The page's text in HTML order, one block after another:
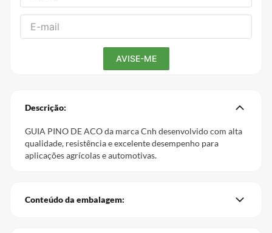
Descrição:
GUIA PINO DE ACO da marca Cnh desenvolvido com alta
qualidade, resistência e excelente desempenho para
aplicações agrícolas e automotivas.
Conteúdo da embalagem: